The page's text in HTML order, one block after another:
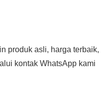
produk asli, harga terbaik,
kontak WhatsApp kami